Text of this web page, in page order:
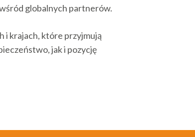
globalnych partnerów.
i krajach, które przyjmują
jak i pozycję